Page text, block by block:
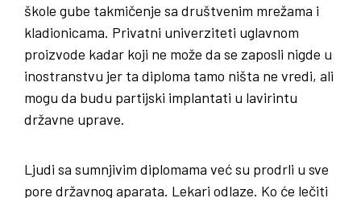
škole gube takmičenje sa društvenim mrežama i
kladionicama. Privatni univerziteti uglavnom
proizvode kadar koji ne može da se zaposli nigde u
inostranstvu jer ta diploma tamo ništa ne vredi, ali
mogu da budu partijski implantati u lavirintu
državne uprave.
Ljudi sa sumnjivim diplomama već su prodrli u sve
pore državnog aparata. Lekari odlaze. Ko će lečiti